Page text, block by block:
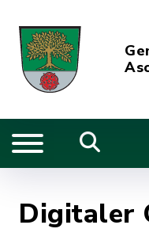
Digitaler